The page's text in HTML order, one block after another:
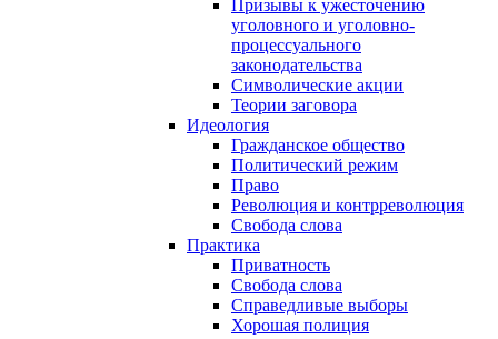
Призывы к ужесточению
уголовного и уголовно-
процессуального
законодательства
Символические акции
Теории заговора
Идеология
Гражданское общество
Политический режим
Право
Революция и контрреволюция
Свобода слова
Практика
Приватность
Свобода слова
Справедливые выборы
Хорошая полиция